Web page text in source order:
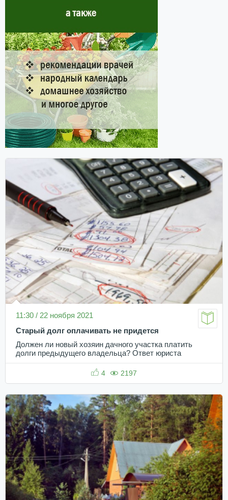
11:30 / 22 ноября 2021
Старый долг оплачивать не придется
Должен ли новый хозяин дачного участка платить
долги предыдущего владельца? Ответ юриста
4 2197